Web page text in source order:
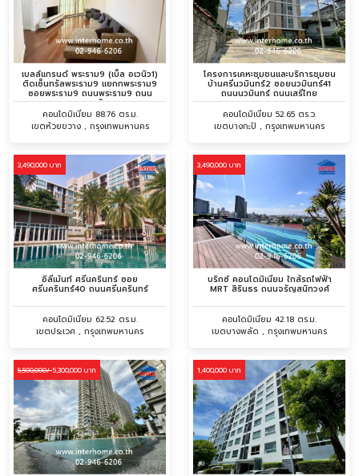
เบลล์แกรนด์ พระราม9 (เบ็ล อเวนิว1)
ติดเซ็นทรัลพระราม9‬ แยกกพระราม9
ซอยพระราม9 ถนนพระราม9 ถนน
เพชรอุทัย
คอนโดมิเนียม 88.76 ตร.ม.
เขตห้วยขวาง , กรุงเทพมหานคร
โครงการเคหะชุมชนและบริการชุมชน
บ้านศรีนวมินทร์2 ซอยนวมินทร์41
ถนนนวมินทร์ ถนนเสรีไทย
คอนโดมิเนียม 52.65 ตร.ว.
เขตบางกะปิ , กรุงเทพมหานคร
3,490,000 บาท
อิลีเม้นท์ ศรีนครินทร์ ซอย
ศรีนครินทร์40 ถนนศรีนครินทร์
คอนโดมิเนียม 62.52 ตร.ม.
เขตประเวศ , กรุงเทพมหานคร
3,490,000 บาท
บริกซ์ คอนโดมิเนียม ใกล้รถไฟฟ้า
MRT สิรินธร ถนนจรัญสนิทวงศ์
คอนโดมิเนียม 42.18 ตร.ม.
เขตบางพลัด , กรุงเทพมหานคร
5,500,000/5,300,000 บาท 1,400,000 บาท